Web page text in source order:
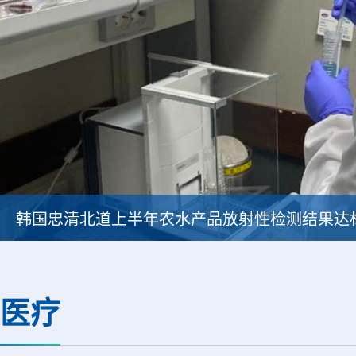
韩国忠清北道上半年农水产品放射性检测结果达
医疗